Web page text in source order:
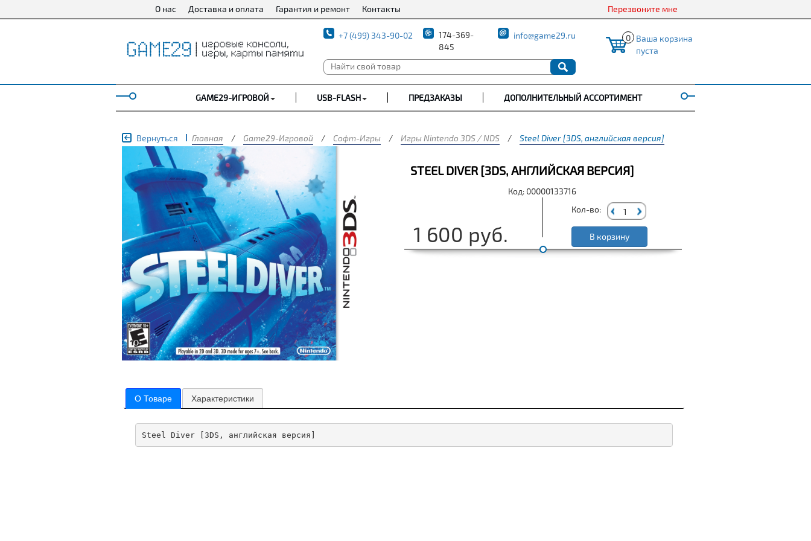
О нас Доставка и оплата Гарантия и ремонт Контакты Перезвоните мне
+7 (499) 343-90-02
174-369-
845
info@game29.ru 0 Ваша корзина
пуста
GAME29-ИГРОВОЙ USB-FLASH ПРЕДЗАКАЗЫ ДОПОЛНИТЕЛЬНЫЙ АССОРТИМЕНТ
Вернуться Главная / Game29-Игровой / Софт-Игры / Игры Nintendo 3DS / NDS / Steel Diver [3DS, английская версия]
STEEL DIVER [3DS, АНГЛИЙСКАЯ ВЕРСИЯ]
Код: 00000133716
1 600 руб.
Кол-во:
В корзину
О Товаре Характеристики
Steel Diver [3DS, английская версия]